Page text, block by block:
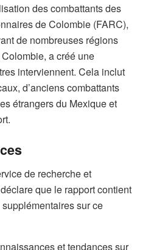
des combattants des
de Colombie (FARC),
de nombreuses régions
a créé une
interviennent. Cela inclut
d’anciens combattants
étrangers du Mexique et
de recherche et
que le rapport contient
sur ce
et tendances sur